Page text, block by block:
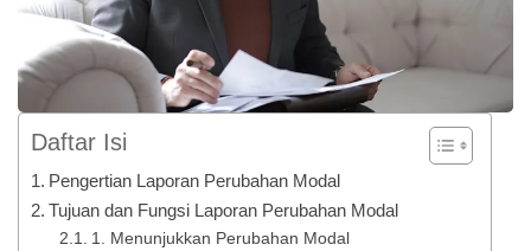
Daftar Isi
Pengertian Laporan Perubahan Modal
Tujuan dan Fungsi Laporan Perubahan Modal
1. Menunjukkan Perubahan Modal